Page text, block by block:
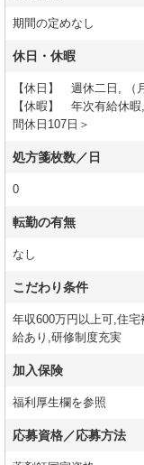
期間の定めなし
休日・休暇
【休日】 週休二日, （
【休暇】 年次有給休
間休日107日＞
処方箋枚数／日
0
転勤の有無
なし
こだわり条件
年収600万円以上可,住
給あり,研修制度充実
加入保険
福利厚生欄を参照
応募資格／応募方法